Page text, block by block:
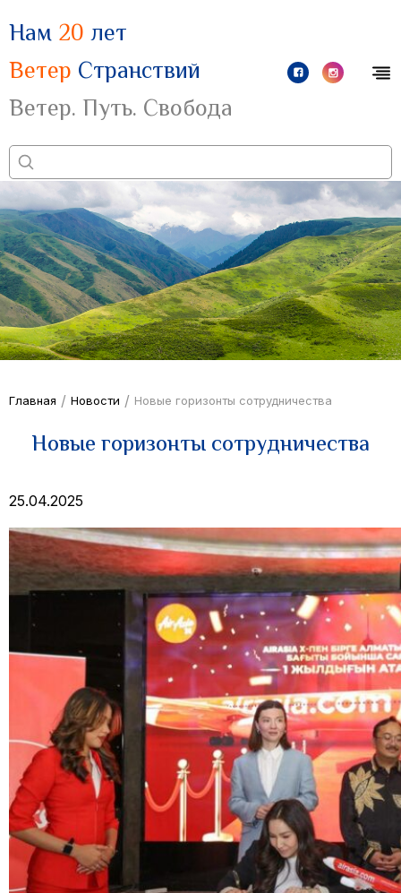
Нам 20 лет
Ветер Странствий
Ветер. Путь. Свобода
Главная / Новости / Новые горизонты сотрудничества
Новые горизонты сотрудничества
25.04.2025